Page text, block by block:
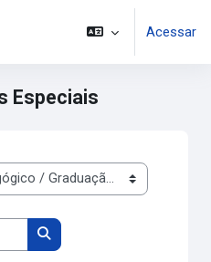
Acessar
Especiais
Buscar cursos